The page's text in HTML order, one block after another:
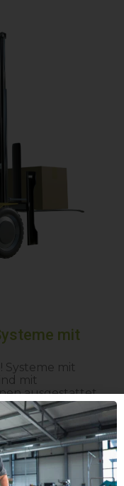
mit
Systeme mit
mit
ausgestattet,
und den Schutz